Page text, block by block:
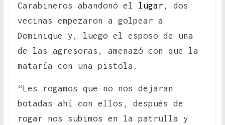
Carabineros abandonó el lugar , dos
vecinas empezaron a golpear a
Dominique y, luego el esposo de una
de las agresoras, amenazó con que la
mataría con una pistola.
“Les rogamos que no nos dejaran
botadas ahí con ellos, después de
rogar nos subimos en la patrulla y